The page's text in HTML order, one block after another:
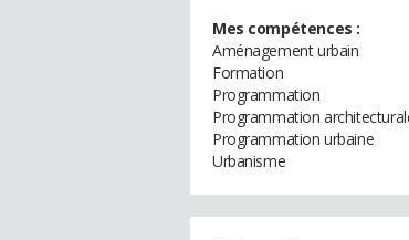
Mes compétences :
Aménagement urbain
Formation
Programmation
Programmation
Programmation urbaine
Urbanisme